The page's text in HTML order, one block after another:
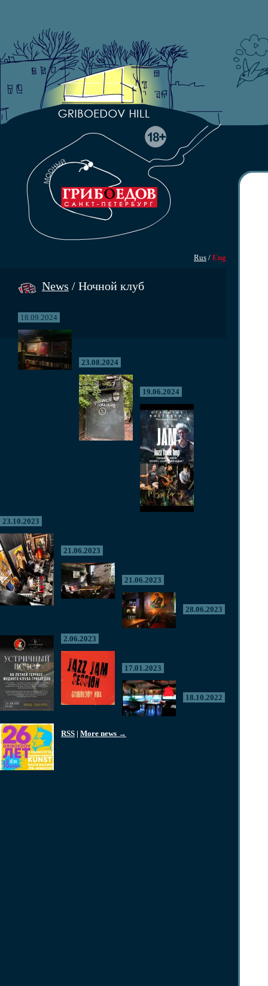
Rus / Eng
News / Ночной клуб
18.09.2024
23.08.2024
19.06.2024
23.10.2023
21.06.2023
21.06.2023
28.06.2023
2.06.2023
17.01.2023
18.10.2022
RSS | More news →